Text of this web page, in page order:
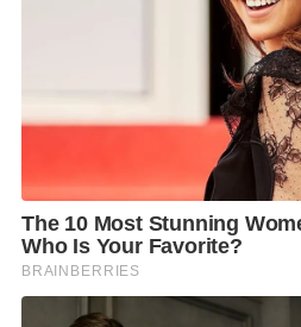
• ไม่มีประวัติอาชญากรรม (ต้อง
อาชญากรรมย้อนหลัง 7 ปี โดย
• มีใบอนุญาตขับขี่ส่วนบุคคล
• มีใจรักบริการ
• รถจักรยานยนต์ : ไม่จำกัดอายุ
ขับขี่ปลอดภัย
• รถยนต์ : อายุน้อยกว่า 9 ปี (ต
สาธารณะ)
โดยผู้ที่สนใจสมัครเข้าร่วมโครง